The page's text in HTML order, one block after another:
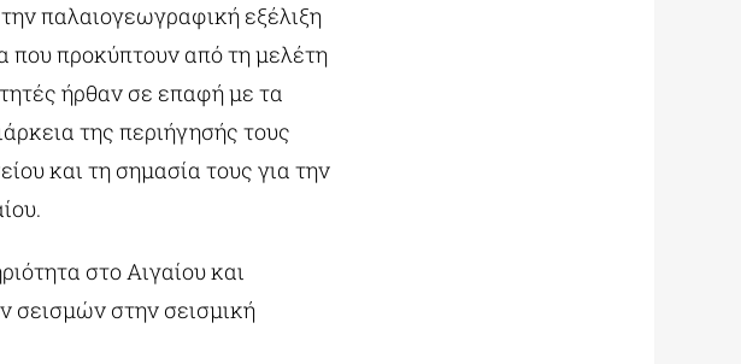
παλαιογεωγραφική εξέλιξη
που προκύπτουν από τη μελέτη
ήρθαν σε επαφή με τα
της περιήγησής τους
και τη σημασία τους για την
στο Αιγαίου και
σεισμών στην σεισμική